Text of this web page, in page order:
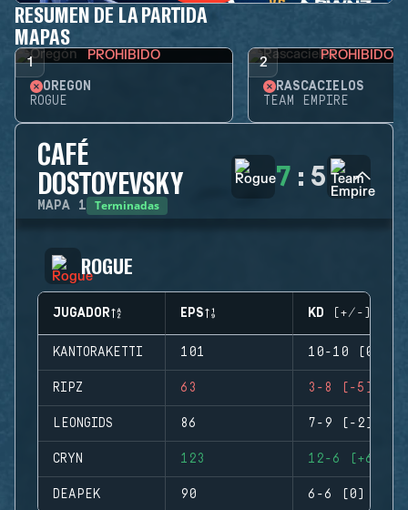
RESUMEN DE LA PARTIDA
MAPAS
1 PROHIBIDO
OREGÓN
ROGUE
2 PROHIBIDO
RASCACIELOS
TEAM EMPIRE
CAFÉ
DOSTOYEVSKY
MAPA 1 Terminadas
7 : 5
ROGUE
JUGADOR EPS KD (+/-)
KANTORAKETTI 101 10-10 (0)
RIPZ 63 3-8 (-5)
LEONGIDS 86 7-9 (-2)
CRYN 123 12-6 (+6)
DEAPEK 90 6-6 (0)